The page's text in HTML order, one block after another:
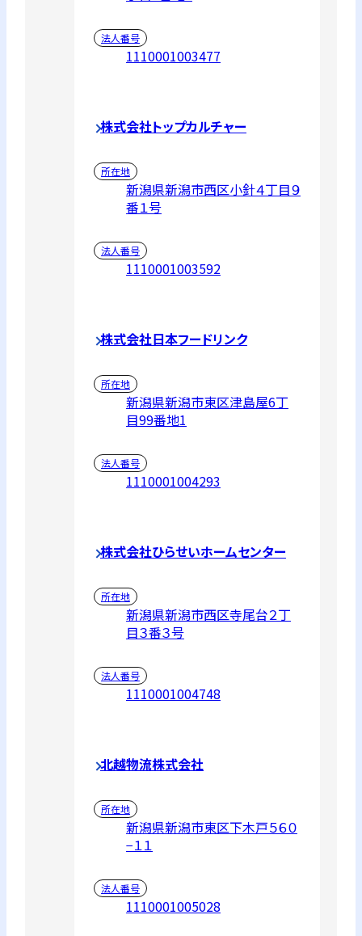
法人番号
1110001003477
株式会社トップカルチャー
所在地
新潟県新潟市西区小針４丁目９
番１号
法人番号
1110001003592
株式会社日本フードリンク
所在地
新潟県新潟市東区津島屋6丁
目99番地1
法人番号
1110001004293
株式会社ひらせいホームセンター
所在地
新潟県新潟市西区寺尾台２丁
目３番３号
法人番号
1110001004748
北越物流株式会社
所在地
新潟県新潟市東区下木戸５６０
−１１
法人番号
1110001005028